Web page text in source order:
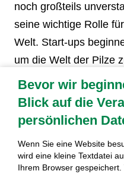
noch großteils
seine wichtige Rolle
Welt. Start-ups
um die Welt der Pilze
Medienwelt und
unbekannten
hochwirksamer
Material für Möbel
Produktions- und
Bevor wir
Blick auf die
persönlichen
Wenn Sie eine Website
wird eine kleine Textdatei
Ihrem Browser